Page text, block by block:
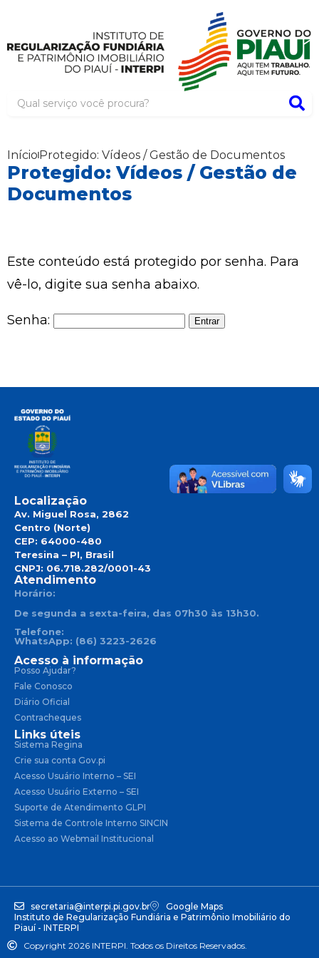
Início Protegido: Vídeos / Gestão de Documentos
Protegido: Vídeos / Gestão de
Documentos
Este conteúdo está protegido por senha. Para
vê-lo, digite sua senha abaixo.
Senha:
Localização
Av. Miguel Rosa, 2862
Centro (Norte)
CEP: 64000-480
Teresina – PI, Brasil
CNPJ: 06.718.282/0001-43
Atendimento
Horário:
De segunda a sexta-feira, das 07h30 às 13h30.
Telefone:
WhatsApp: (86) 3223-2626
Acesso à informação
Posso Ajudar?
Fale Conosco
Diário Oficial
Contracheques
Links úteis
Sistema Regina
Crie sua conta Gov.pi
Acesso Usuário Interno – SEI
Acesso Usuário Externo – SEI
Suporte de Atendimento GLPI
Sistema de Controle Interno SINCIN
Acesso ao Webmail Institucional
secretaria@interpi.pi.gov.br
Google Maps
Instituto de Regularização Fundiária e Patrimônio Imobiliário do
Piauí - INTERPI
Copyright 2026 INTERPI. Todos os Direitos Reservados.